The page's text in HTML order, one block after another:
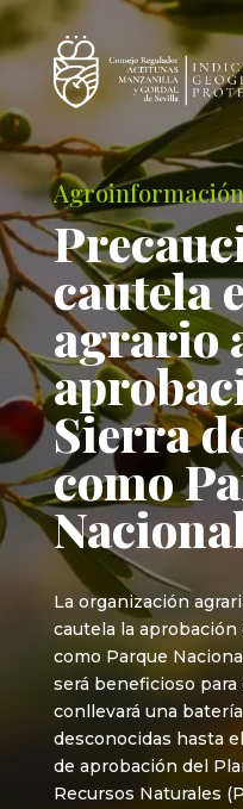
Agroinformación
cautela
agrario
Sierra
como
La organización
cautela la aprobación
como Parque
será beneficioso
conllevará una
desconocidas hasta
de aprobación del
Recursos Naturales